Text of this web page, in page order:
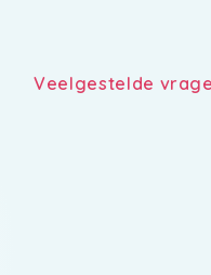
Veelgestelde